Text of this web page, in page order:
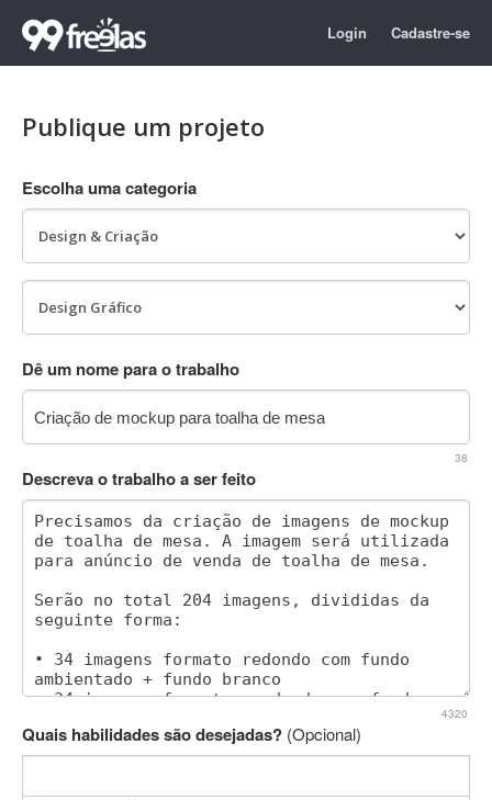
Login Cadastre-se
Publique um projeto
Escolha uma categoria
Dê um nome para o trabalho
38
Descreva o trabalho a ser feito
4320
Quais habilidades são desejadas? (Opcional)